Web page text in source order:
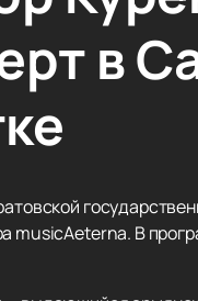
в
musicAeterna. В